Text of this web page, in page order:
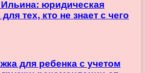
Ильина: юридическая
тех, кто не знает с чего
для ребенка с учетом